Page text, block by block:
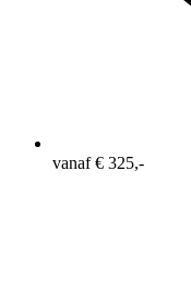
vanaf € 325,-